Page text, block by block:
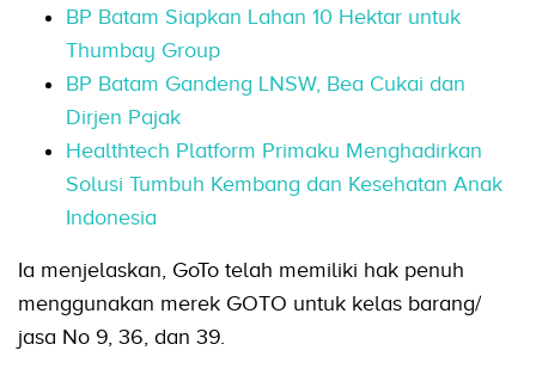
BP Batam Siapkan Lahan 10 Hektar untuk
Thumbay Group
BP Batam Gandeng LNSW, Bea Cukai dan
Dirjen Pajak
Healthtech Platform Primaku Menghadirkan
Solusi Tumbuh Kembang dan Kesehatan Anak
Indonesia
Ia menjelaskan, GoTo telah memiliki hak penuh
menggunakan merek GOTO untuk kelas barang/
jasa No 9, 36, dan 39.